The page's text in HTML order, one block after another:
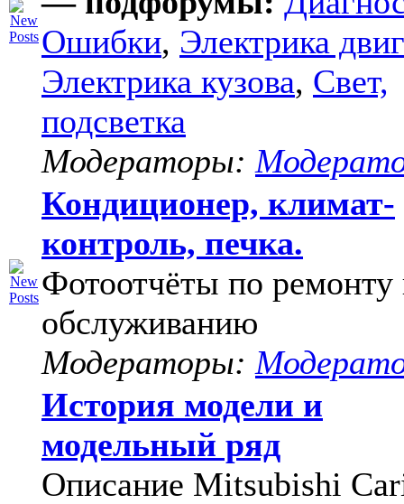
Ошибки, Электрика
Электрика кузова, Свет,
подсветка
Модераторы:
Кондиционер, климат-
контроль, печка.
Фотоотчёты по ремонту
обслуживанию
Модераторы:
История модели и
модельный ряд
Описание Mitsubishi